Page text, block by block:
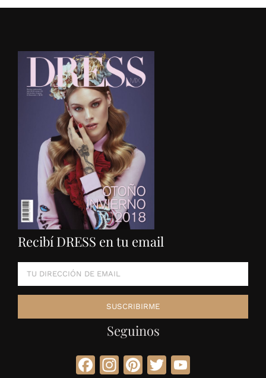
Recibí DRESS en tu email
Seguinos
Facebook
Instagram
Pinterest
Twitter